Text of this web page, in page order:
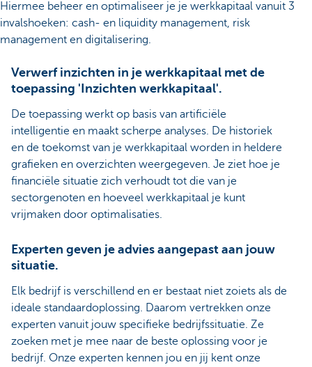
Hiermee beheer en optimaliseer je je werkkapitaal vanuit 3
invalshoeken: cash- en liquidity management, risk
management en digitalisering.
Verwerf inzichten in je werkkapitaal met de
toepassing 'Inzichten werkkapitaal'.
De toepassing werkt op basis van artificiële
intelligentie en maakt scherpe analyses. De historiek
en de toekomst van je werkkapitaal worden in heldere
grafieken en overzichten weergegeven. Je ziet hoe je
financiële situatie zich verhoudt tot die van je
sectorgenoten en hoeveel werkkapitaal je kunt
vrijmaken door optimalisaties.
Experten geven je advies aangepast aan jouw
situatie.
Elk bedrijf is verschillend en er bestaat niet zoiets als de
ideale standaardoplossing. Daarom vertrekken onze
experten vanuit jouw specifieke bedrijfssituatie. Ze
zoeken met je mee naar de beste oplossing voor je
bedrijf. Onze experten kennen jou en jij kent onze